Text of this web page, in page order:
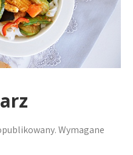
Wymagane